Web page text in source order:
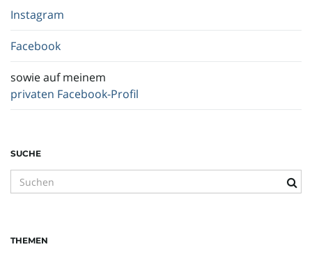
Instagram
Facebook
sowie auf meinem
privaten Facebook-Profil
SUCHE
u
b
THEMEN